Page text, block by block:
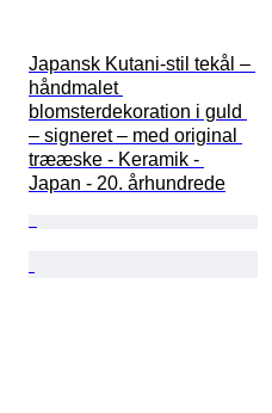
Japansk Kutani-stil tekål –
håndmalet
blomsterdekoration i guld
– signeret – med original
trææske - Keramik -
Japan - 20. århundrede